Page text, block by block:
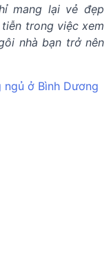
mang lại vẻ đẹp
trong việc xem
nhà bạn trở nên
ở Bình Dương